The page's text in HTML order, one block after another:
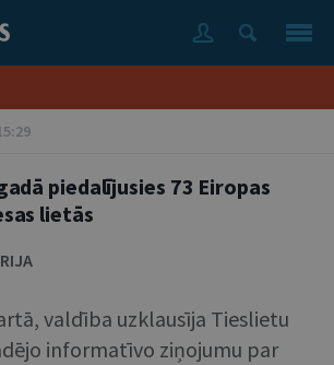
piedalījusies 73 Eiropas
lietās
valdība uzklausīja Tieslietu
informatīvo ziņojumu par